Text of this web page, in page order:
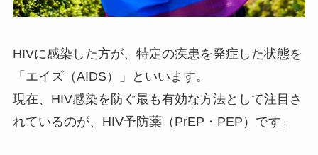
HIVに感染した方が、特定の疾患を発症した状態を
「エイズ（AIDS）」といいます。
現在、HIV感染を防ぐ最も有効な方法として注目さ
れているのが、HIV予防薬（PrEP・PEP）です。